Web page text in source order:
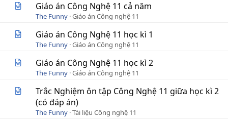
Giáo án Công Nghệ 11 cả năm
The Funny Giáo án Công nghệ 11
Giáo án Công Nghệ 11 học kì 1
The Funny Giáo án Công nghệ 11
Giáo án Công Nghệ 11 học kì 2
The Funny Giáo án Công nghệ 11
Trắc Nghiệm ôn tập Công Nghệ 11 giữa học kì 2
(có đáp án)
The Funny Tài liệu Công nghệ 11